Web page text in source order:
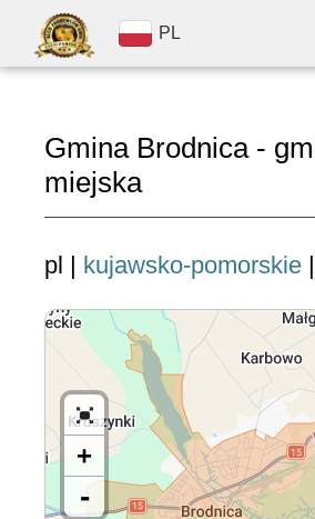
PL
Gmina Brodnica -
miejska
pl | kujawsko-pomorskie |
+
-